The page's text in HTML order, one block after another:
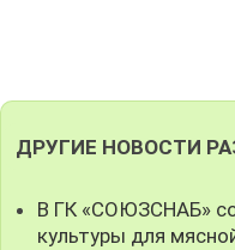
ДРУГИЕ НОВОСТИ
В ГК «СОЮЗСНАБ»
культуры для